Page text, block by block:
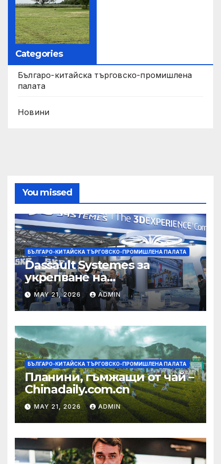
Categories
Българо-китайска търговско-промишлена
палата
Новини
You missed
БЪЛГАРО-КИТАЙСКА ТЪРГОВСКО-ПРОМИШЛЕНА ПАЛАТА
Dassault Systemes за
укрепване на
изграждането на AI
екосистема в Китай
MAY 21, 2026 ADMIN
БЪЛГАРО-КИТАЙСКА ТЪРГОВСКО-ПРОМИШЛЕНА ПАЛАТА
Планини, гъмжащи от чай –
Chinadaily.com.cn
MAY 21, 2026 ADMIN